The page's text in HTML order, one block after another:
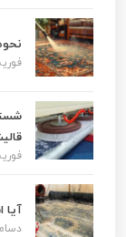
فوریه 7,
فوریه 1,
دسامبر